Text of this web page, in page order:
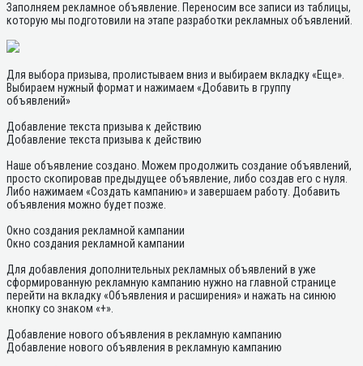
Заполняем рекламное объявление. Переносим все записи из таблицы,
которую мы подготовили на этапе разработки рекламных объявлений.
Для выбора призыва, пролистываем вниз и выбираем вкладку «Еще».
Выбираем нужный формат и нажимаем «Добавить в группу
объявлений»
Добавление текста призыва к действию
Добавление текста призыва к действию
Наше объявление создано. Можем продолжить создание объявлений,
просто скопировав предыдущее объявление, либо создав его с нуля.
Либо нажимаем «Создать кампанию» и завершаем работу. Добавить
объявления можно будет позже.
Окно создания рекламной кампании
Окно создания рекламной кампании
Для добавления дополнительных рекламных объявлений в уже
сформированную рекламную кампанию нужно на главной странице
перейти на вкладку «Объявления и расширения» и нажать на синюю
кнопку со знаком «+».
Добавление нового объявления в рекламную кампанию
Добавление нового объявления в рекламную кампанию